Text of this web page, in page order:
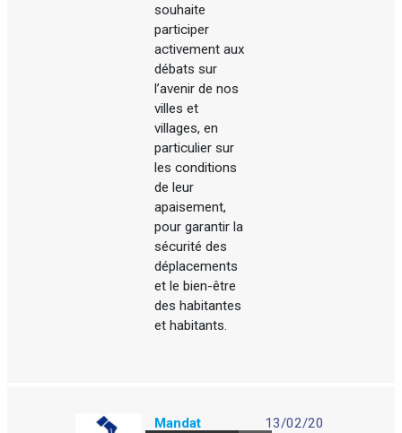
souhaite
participer
activement aux
débats sur
l’avenir de nos
villes et
villages, en
particulier sur
les conditions
de leur
apaisement,
pour garantir la
sécurité des
déplacements
et le bien-être
des habitantes
et habitants.
Mandat
13/02/20